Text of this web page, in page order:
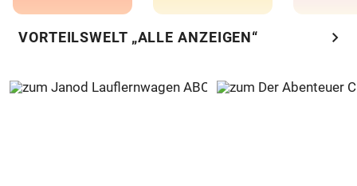
VORTEILSWELT „ALLE ANZEIGEN“ chevron_right